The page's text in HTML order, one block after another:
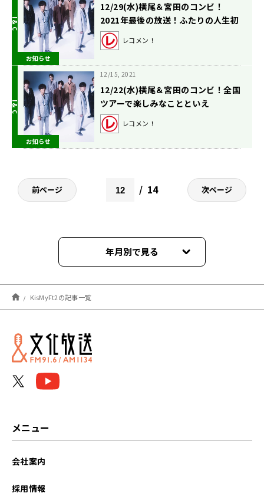
お知らせ
12/29(水)横尾＆宮田のコンビ！
2021年最後の放送！ふたりの人生初
ライブは・・・？
レコメン！
お知らせ
12/15, 2021
12/22(水)横尾＆宮田のコンビ！全国
ツアーで楽しみなことといえ
ば・・・？
レコメン！
前ページ 14 次ページ
年月別で見る
2026年08月
2026年07月
2026年06月
KisMyFt2の記事一覧
メニュー
会社案内
採用情報